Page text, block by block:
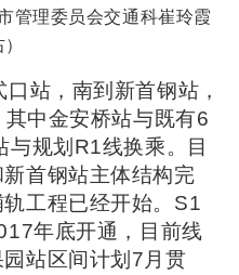
管理委员会交通科崔玲霞
站，南到新首钢站，
中金安桥站与既有6
规划R1线换乘。目
首钢站主体结构完
工程已经开始。S1
年底开通，目前线
站区间计划7月贯